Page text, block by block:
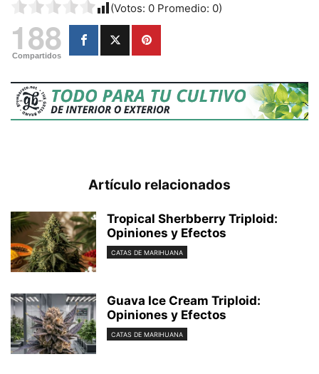
(Votos: 0 Promedio: 0)
188
Compartidos
Artículo relacionados
Tropical Sherbberry Triploid:
Opiniones y Efectos
CATAS DE MARIHUANA
Guava Ice Cream Triploid:
Opiniones y Efectos
CATAS DE MARIHUANA